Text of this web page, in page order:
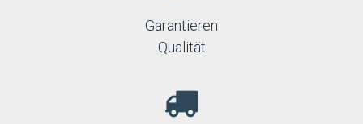
Garantieren
Qualität